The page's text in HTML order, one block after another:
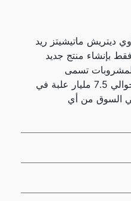
ديتريش ماتيشيتز ريد
لم يقم فقط بإنشاء منتج جديد
تسمى
مشروبات الطاقة. مع بيع حوالي 7.5 مليار علبة في
السوق من أي